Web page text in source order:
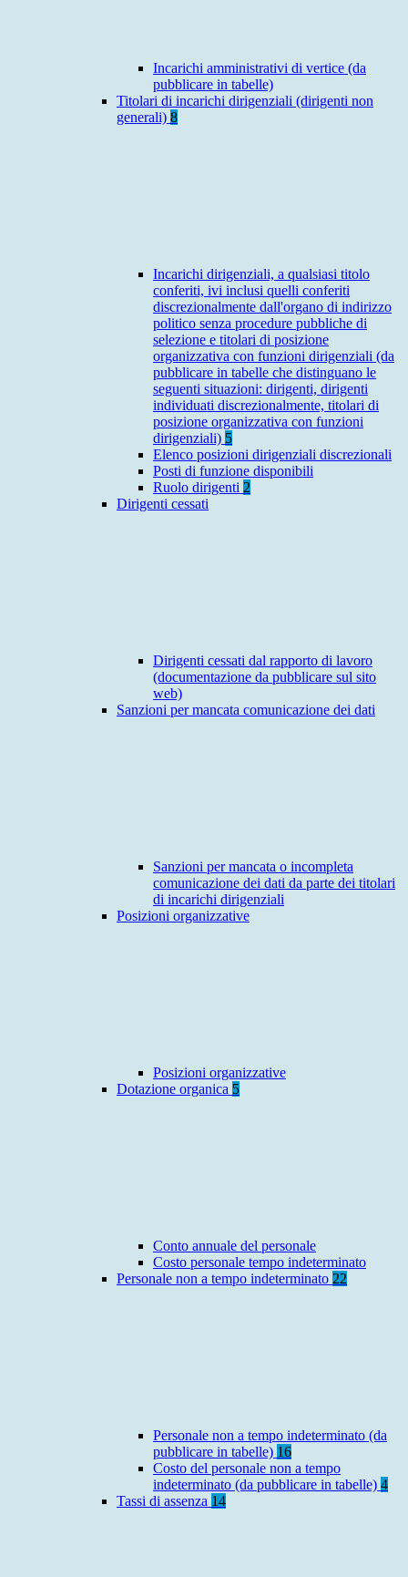
Incarichi amministrativi di vertice (da
pubblicare in tabelle)
Titolari di incarichi dirigenziali (dirigenti non
generali) 8
Incarichi dirigenziali, a qualsiasi titolo
conferiti, ivi inclusi quelli conferiti
discrezionalmente dall'organo di indirizzo
politico senza procedure pubbliche di
selezione e titolari di posizione
organizzativa con funzioni dirigenziali (da
pubblicare in tabelle che distinguano le
seguenti situazioni: dirigenti, dirigenti
individuati discrezionalmente, titolari di
posizione organizzativa con funzioni
dirigenziali) 5
Elenco posizioni dirigenziali discrezionali
Posti di funzione disponibili
Ruolo dirigenti 2
Dirigenti cessati
Dirigenti cessati dal rapporto di lavoro
(documentazione da pubblicare sul sito
web)
Sanzioni per mancata comunicazione dei dati
Sanzioni per mancata o incompleta
comunicazione dei dati da parte dei titolari
di incarichi dirigenziali
Posizioni organizzative
Posizioni organizzative
Dotazione organica 5
Conto annuale del personale
Costo personale tempo indeterminato
Personale non a tempo indeterminato 22
Personale non a tempo indeterminato (da
pubblicare in tabelle) 16
Costo del personale non a tempo
indeterminato (da pubblicare in tabelle) 4
Tassi di assenza 14